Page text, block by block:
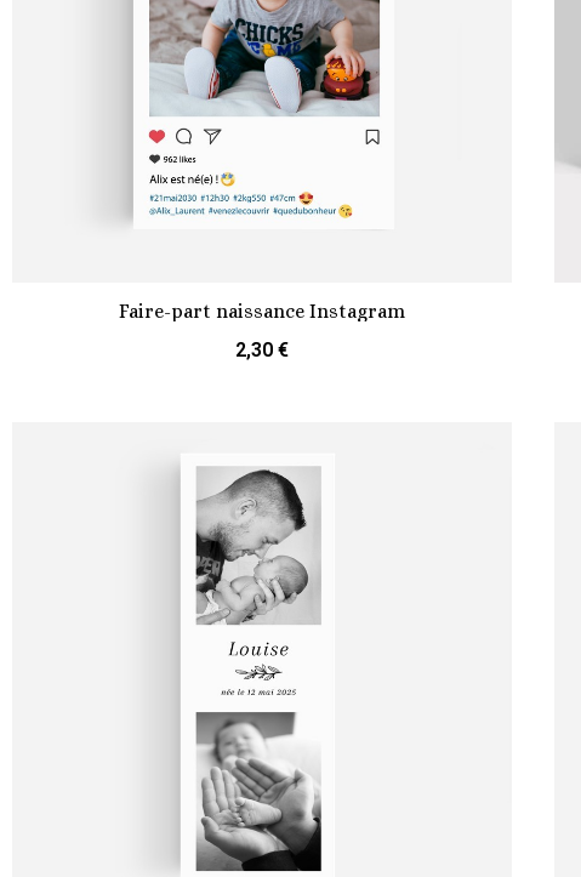
Faire-part naissance Instagram
2,30 €